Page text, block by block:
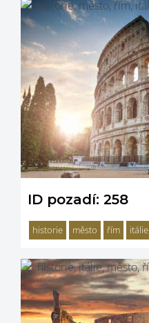
ID pozadí: 258
historie město řím itálie